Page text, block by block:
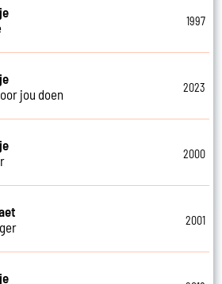
1997
jou doen
2023
2000
2001